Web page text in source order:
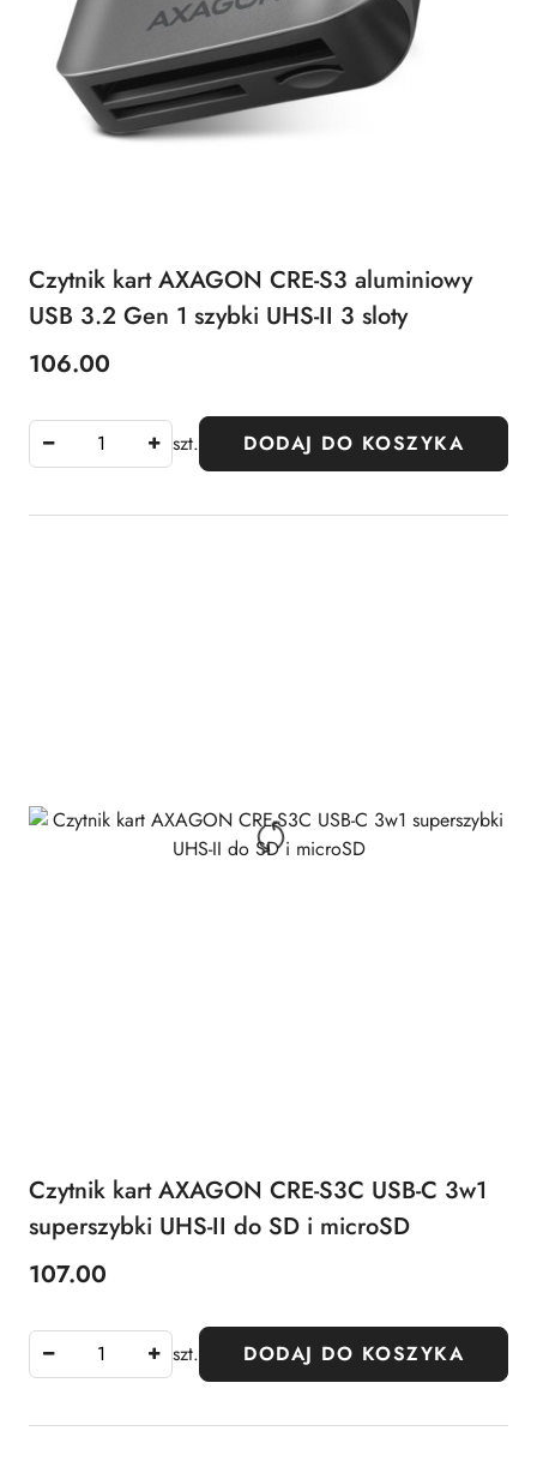
Czytnik kart AXAGON CRE-S3 aluminiowy
USB 3.2 Gen 1 szybki UHS-II 3 sloty
Cena:
106.00
szt. DODAJ DO KOSZYKA
Czytnik kart AXAGON CRE-S3C USB-C 3w1
superszybki UHS-II do SD i microSD
Cena:
107.00
szt. DODAJ DO KOSZYKA